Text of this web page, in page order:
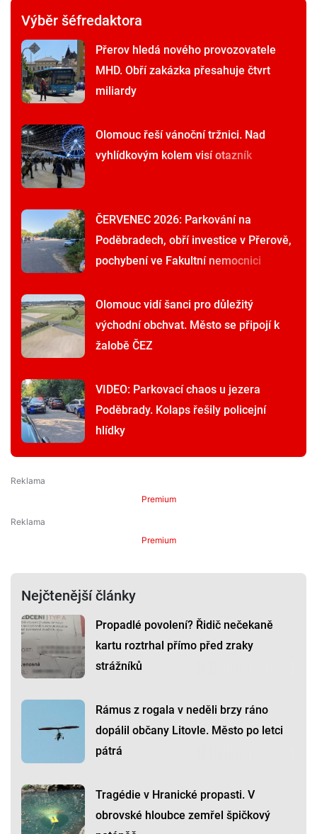
Výběr šéfredaktora
Přerov hledá nového provozovatele
MHD. Obří zakázka přesahuje čtvrt
miliardy
Olomouc řeší vánoční tržnici. Nad
vyhlídkovým kolem visí otazník
ČERVENEC 2026: Parkování na
Poděbradech, obří investice v Přerově,
pochybení ve Fakultní nemocnici
Olomouc vidí šanci pro důležitý
východní obchvat. Město se připojí k
žalobě ČEZ
VIDEO: Parkovací chaos u jezera
Poděbrady. Kolaps řešily policejní
hlídky
Premium
Premium
Nejčtenější články
Propadlé povolení? Řidič nečekaně
kartu roztrhal přímo před zraky
strážníků
Rámus z rogala v neděli brzy ráno
dopálil občany Litovle. Město po letci
pátrá
Tragédie v Hranické propasti. V
obrovské hloubce zemřel špičkový